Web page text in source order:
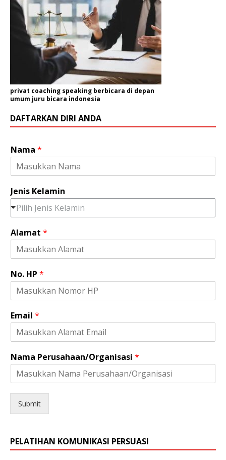
privat coaching speaking berbicara di depan
umum juru bicara indonesia
DAFTARKAN DIRI ANDA
Nama *
Jenis Kelamin
Pilih Jenis Kelamin
Alamat *
J
e
i
N
.
o
No. HP *
Email *
Nama Perusahaan/Organisasi *
Submit
PELATIHAN KOMUNIKASI PERSUASI